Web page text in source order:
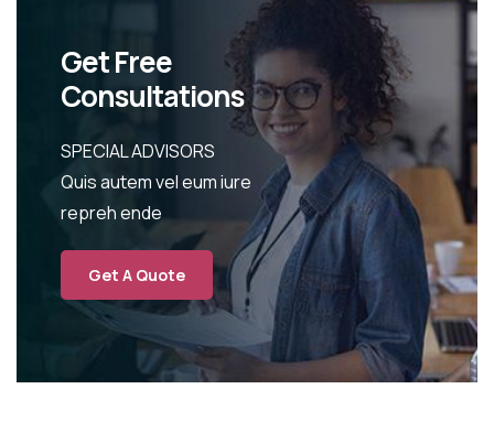
Get Free
Consultations
SPECIAL ADVISORS
Quis autem vel eum iure
repreh ende
Get A Quote